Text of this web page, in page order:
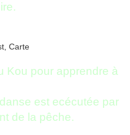
Kou pour apprendre à
est ecécutée par
de la pêche.